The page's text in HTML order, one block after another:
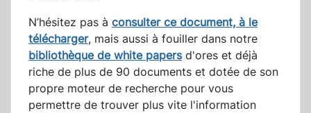
N’hésitez pas à consulter ce document, à le
télécharger, mais aussi à fouiller dans notre
bibliothèque de white papersd'ores et déjà
riche de plus de 90 documents et dotée de son
propre moteur de recherche pour vous
permettre de trouver plus vite l'information